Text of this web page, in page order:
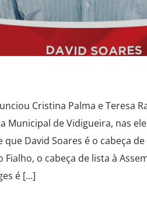
Cristina Palma e Teresa
Municipal de Vidigueira, nas
David Soares é o cabeça
o cabeça de lista à
é […]